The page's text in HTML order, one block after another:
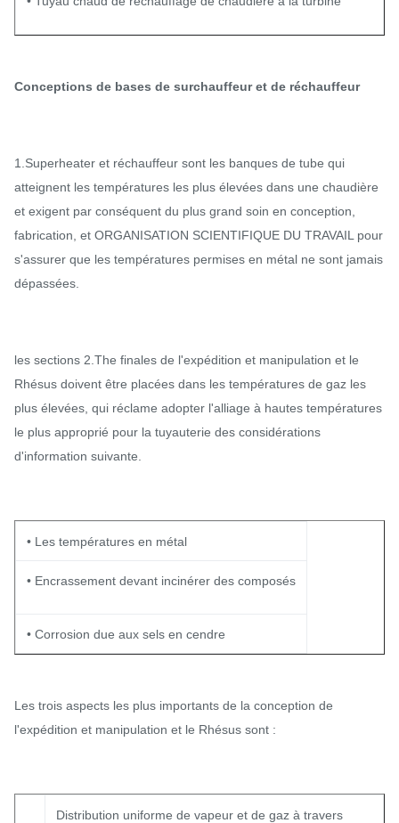
Conceptions de bases de surchauffeur et de réchauffeur
1.Superheater et réchauffeur sont les banques de tube qui
atteignent les températures les plus élevées dans une chaudière
et exigent par conséquent du plus grand soin en conception,
fabrication, et ORGANISATION SCIENTIFIQUE DU TRAVAIL pour
s'assurer que les températures permises en métal ne sont jamais
dépassées.
les sections 2.The finales de l'expédition et manipulation et le
Rhésus doivent être placées dans les températures de gaz les
plus élevées, qui réclame adopter l'alliage à hautes températures
le plus approprié pour la tuyauterie des considérations
d'information suivante.
• Les températures en métal
• Encrassement devant incinérer des composés
• Corrosion due aux sels en cendre
Les trois aspects les plus importants de la conception de
l'expédition et manipulation et le Rhésus sont :
Distribution uniforme de vapeur et de gaz à travers